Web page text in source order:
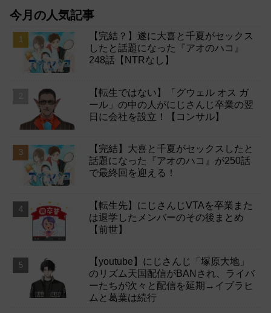
今月の人気記事
【完結？】遂に大喜と千夏がセックス
したと話題になった『アオのハコ』
248話【NTRなし】
【転生ではない】「グウェル オス ガ
ール」の中の人がにじさんじ卒業の翌
日に会社を設立！【コンサル】
【完結】大喜と千夏がセックスしたと
話題になった『アオのハコ』が250話
で最終回を迎える！
【転生先】にじさんじVTAを卒業また
は退学したメンバーのその後まとめ
【前世】
【youtube】にじさんじ「塚原大地」
のリズム天国配信がBANされ、ライバ
ーたちが次々と配信を延期→イブラヒ
ムと葛葉は続行